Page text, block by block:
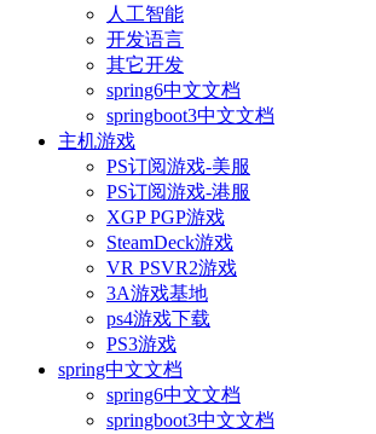
人工智能
开发语言
其它开发
spring6中文文档
springboot3中文文档
主机游戏
PS订阅游戏-美服
PS订阅游戏-港服
XGP PGP游戏
SteamDeck游戏
VR PSVR2游戏
3A游戏基地
ps4游戏下载
PS3游戏
spring中文文档
spring6中文文档
springboot3中文文档